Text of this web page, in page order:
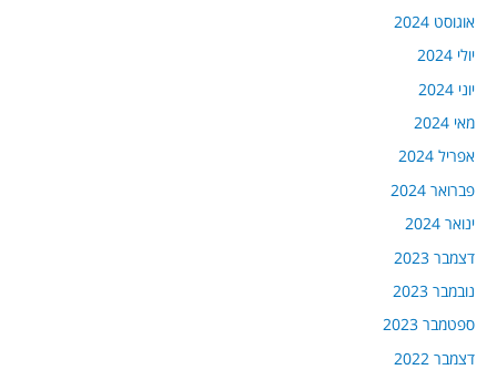
אוגוסט 2024
יולי 2024
יוני 2024
מאי 2024
אפריל 2024
פברואר 2024
ינואר 2024
דצמבר 2023
נובמבר 2023
ספטמבר 2023
דצמבר 2022